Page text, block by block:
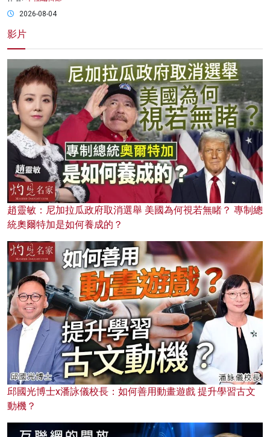
2026-08-04
影片
趙靈敏：尼加拉瓜政府取消選舉 美國為何視若無睹？ 專制總
統奧爾特加是如何養成的？
邱國光博士x潘詠儀校長：如何善用動畫遊戲 提升學習古文
動機？